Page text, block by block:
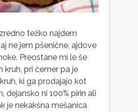
težko najdem
ne jem pšenične, ajdove
Preostane mi le še
kruh, pri čemer pa je
ki ga prodajajo kot
dejansko ni 100% pirin ali
je nekakšna mešanica